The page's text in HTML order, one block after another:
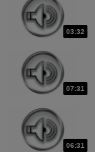
03:32
07:31
06:31